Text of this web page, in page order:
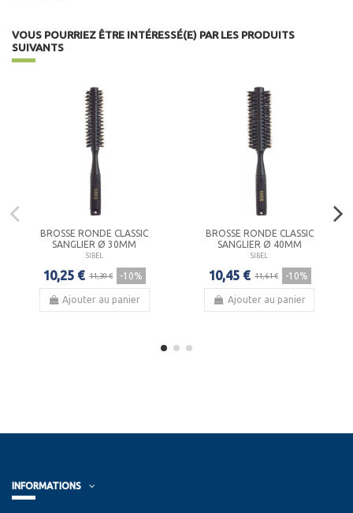
VOUS POURRIEZ ÊTRE INTÉRESSÉ(E) PAR LES PRODUITS
SUIVANTS
BROSSE RONDE CLASSIC
SANGLIER Ø 30MM
SIBEL
10,25 € 11,39 € -10%
Ajouter au panier
BROSSE RONDE CLASSIC
SANGLIER Ø 40MM
SIBEL
10,45 € 11,61 € -10%
Ajouter au panier
INFORMATIONS